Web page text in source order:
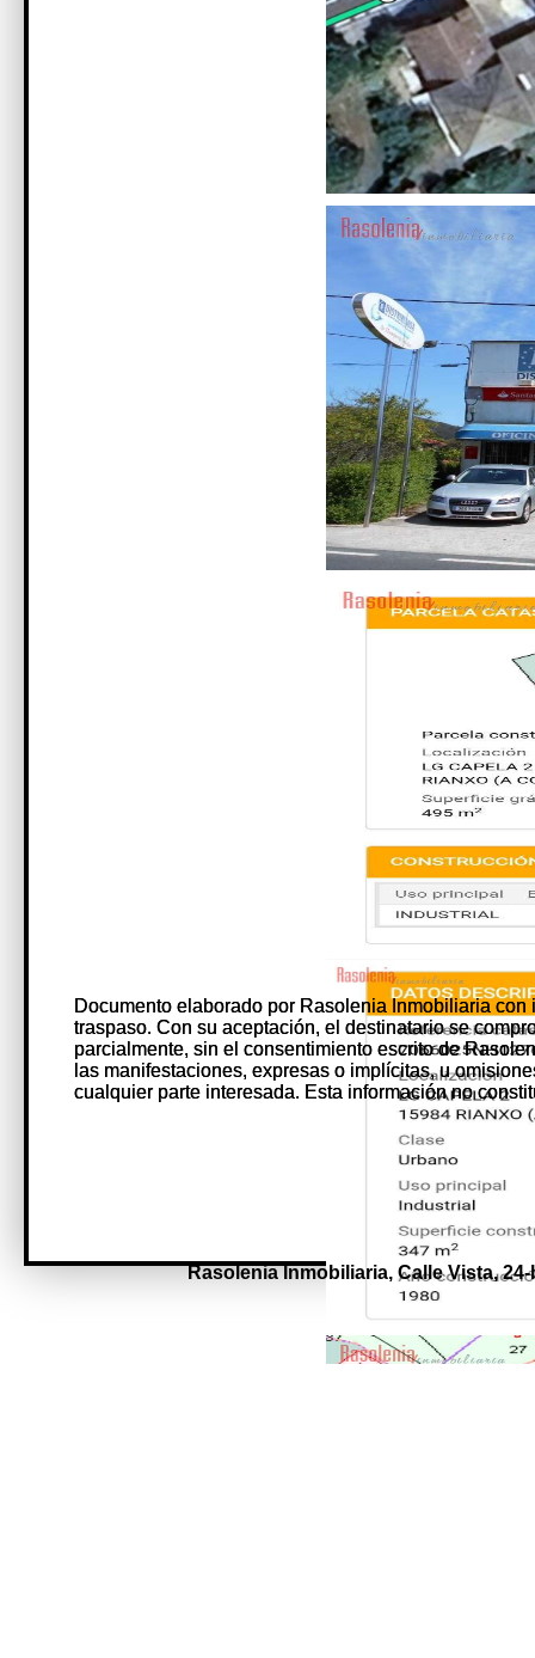
Documento elaborado por Rasolenia Inmobiliaria
traspaso. Con su aceptación, el destinatario se
parcialmente, sin el consentimiento escrito de
las manifestaciones, expresas o implícitas, u
cualquier parte interesada. Esta información no
Documento elaborado por Rasolenia Inmobiliaria
traspaso. Con su aceptación, el destinatario se
parcialmente, sin el consentimiento escrito de
las manifestaciones, expresas o implícitas, u
cualquier parte interesada. Esta información no
Rasolenia Inmobiliaria, Calle Vista,